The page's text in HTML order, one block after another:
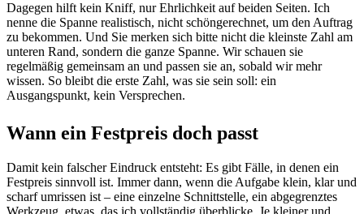
Dagegen hilft kein Kniff, nur Ehrlichkeit auf beiden Seiten. Ich
nenne die Spanne realistisch, nicht schöngerechnet, um den Auftrag
zu bekommen. Und Sie merken sich bitte nicht die kleinste Zahl am
unteren Rand, sondern die ganze Spanne. Wir schauen sie
regelmäßig gemeinsam an und passen sie an, sobald wir mehr
wissen. So bleibt die erste Zahl, was sie sein soll: ein
Ausgangspunkt, kein Versprechen.
Wann ein Festpreis doch passt
Damit kein falscher Eindruck entsteht: Es gibt Fälle, in denen ein
Festpreis sinnvoll ist. Immer dann, wenn die Aufgabe klein, klar und
scharf umrissen ist – eine einzelne Schnittstelle, ein abgegrenztes